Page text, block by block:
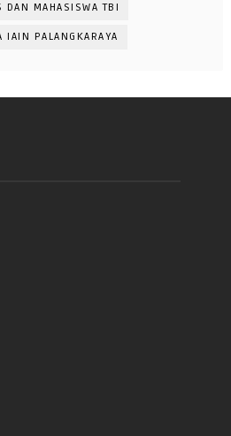
DAN MAHASISWA TBI
IAIN PALANGKARAYA